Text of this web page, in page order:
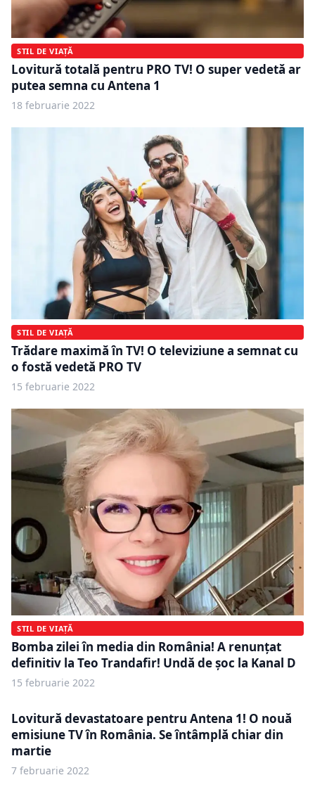
STIL DE VIAȚĂ
Lovitură totală pentru PRO TV! O super vedetă ar
putea semna cu Antena 1
18 februarie 2022
STIL DE VIAȚĂ
Trădare maximă în TV! O televiziune a semnat cu
o fostă vedetă PRO TV
15 februarie 2022
STIL DE VIAȚĂ
Bomba zilei în media din România! A renunțat
definitiv la Teo Trandafir! Undă de șoc la Kanal D
15 februarie 2022
Lovitură devastatoare pentru Antena 1! O nouă
emisiune TV în România. Se întâmplă chiar din
martie
7 februarie 2022